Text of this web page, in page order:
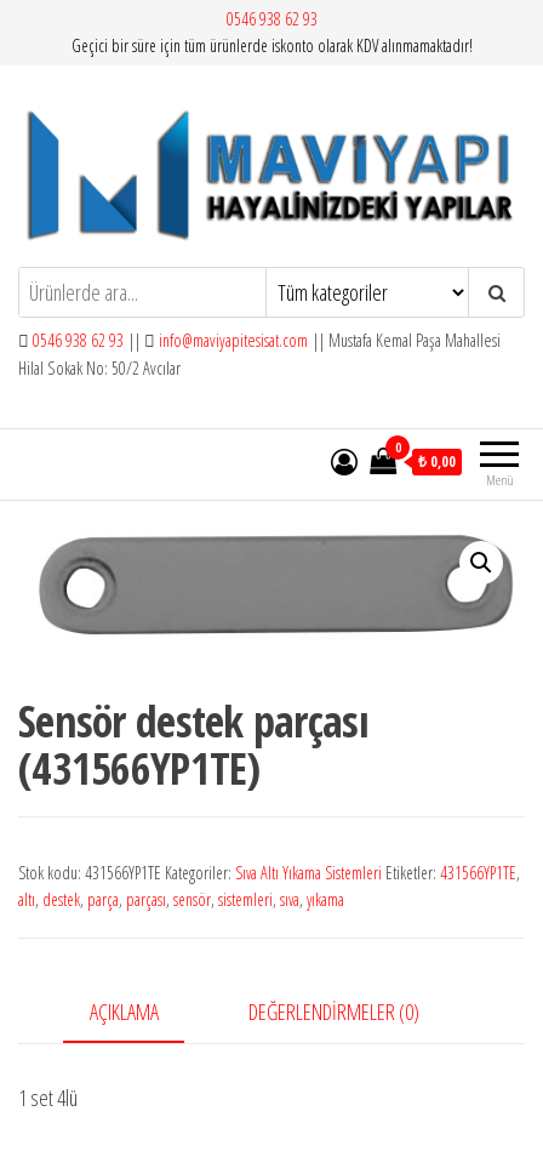
0546 938 62 93
Geçici bir süre için tüm ürünlerde iskonto olarak KDV alınmamaktadır!
Mavi Yapı | Vitra Artema
0546 938 62 93 || info@maviyapitesisat.com || Mustafa Kemal Paşa Mahallesi
Hilal Sokak No: 50/2 Avcılar
Menü
0
₺ 0,00
Sensör destek parçası
(431566YP1TE)
Stok kodu: 431566YP1TE Kategoriler: Sıva Altı Yıkama Sistemleri Etiketler: 431566YP1TE,
altı, destek, parça, parçası, sensör, sistemleri, sıva, yıkama
AÇIKLAMA DEĞERLENDIRMELER (0)
1 set 4lü